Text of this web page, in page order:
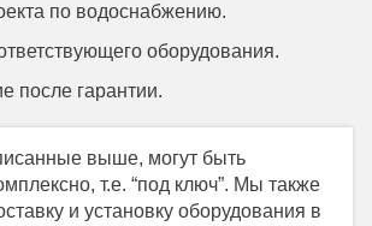
по водоснабжению.
оборудования.
после гарантии.
выше, могут быть
т.е. “под ключ”. Мы также
и установку оборудования в